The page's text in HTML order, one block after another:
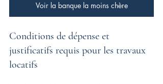
Voir la banque la moins chère
Conditions de dépense et
justificatifs requis pour les travaux
locatifs